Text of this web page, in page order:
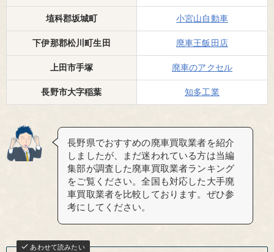
埴科郡坂城町 小宮山自動車
下伊那郡松川町生田 廃車王飯田店
上田市手塚 廃車のアクセル
長野市大字稲葉 知多工業
長野県でおすすめの廃車買取業者を紹介
しましたが、まだ迷われている方は当編
集部が調査した廃車買取業者ランキング
をご覧ください。全国も対応した大手廃
車買取業者を比較しております。ぜひ参
考にしてください。
あわせて読みたい